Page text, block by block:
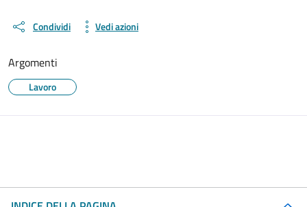
Condividi Vedi azioni
Argomenti
Lavoro